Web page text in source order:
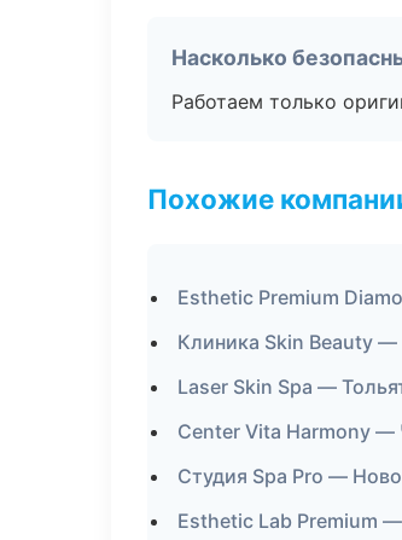
Насколько
Работаем только
Похожие
Esthetic Premium
Клиника Skin Beauty —
Laser Skin Spa —
Center Vita Harmony —
Студия Spa Pro —
Esthetic Lab Premium